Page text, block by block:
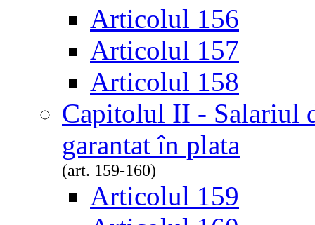
Articolul 156
Articolul 157
Articolul 158
Capitolul II - Salariul
garantat în plata
(art. 159-160)
Articolul 159